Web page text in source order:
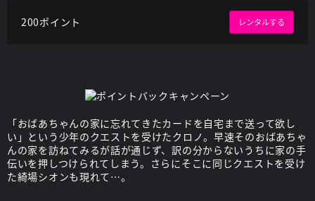
200ポイント レンタルする
「おばあちゃんの家に忘れてきたカードを自宅まで送って欲し
い」という少年のクエストを受けたクロノ。早速そのおばあちゃ
んの家を訪ねてみるが話が通じず、訳の分からないうちに家の手
伝いを押しつけられてしまう。さらにそこに同じクエストを受け
た綺場シオンも現れて…。